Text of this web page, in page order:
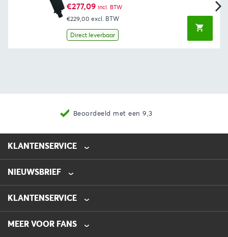
€277,09 incl. BTW
€229,00 excl. BTW
Direct leverbaar
Beoordeeld met een 9,3
KLANTENSERVICE
0475-218632
info@automotive-line.nl
NIEUWSBRIEF
KLANTENSERVICE
Bestellen
Betalen
MEER VOOR FANS